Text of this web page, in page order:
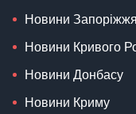
Новини Запоріжжя
Новини Кривого
Новини Донбасу
Новини Криму